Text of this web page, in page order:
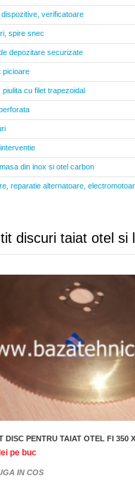
dispozitive, verificatoare
spire snec
depozitare securizate
picioare
piulita cu filet trapezoidal
din inox si otel carbon
reparatie alternatoare,
discuri taiat otel si
DISC PENTRU TAIAT OTEL FI 350
pe buc
IN COS